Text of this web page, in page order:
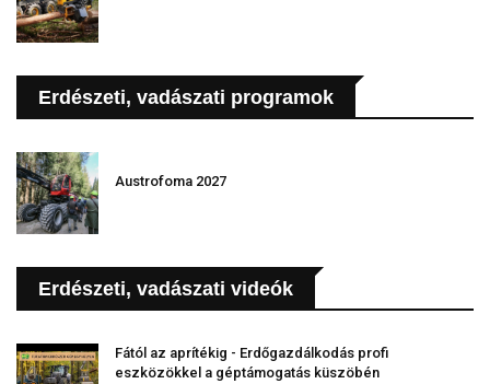
Erdészeti, vadászati programok
Austrofoma 2027
Erdészeti, vadászati videók
Fától az aprítékig - Erdőgazdálkodás profi
eszközökkel a géptámogatás küszöbén